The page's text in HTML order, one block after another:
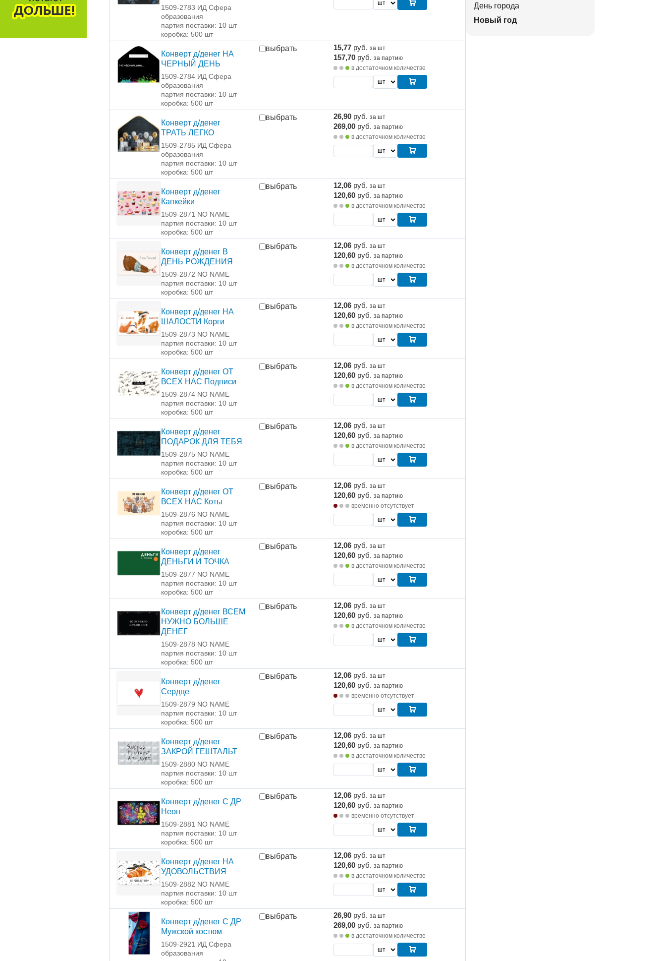
1509-2783 ИД Сфера
образования
партия поставки: 10 шт
коробка: 500 шт
Конверт д/денег НА
ЧЕРНЫЙ ДЕНЬ
1509-2784 ИД Сфера
образования
партия поставки: 10 шт
коробка: 500 шт
выбрать 15,77 руб. за шт
157,70 руб. за партию
в достаточном количестве
Конверт д/денег
ТРАТЬ ЛЕГКО
1509-2785 ИД Сфера
образования
партия поставки: 10 шт
коробка: 500 шт
выбрать 26,90 руб. за шт
269,00 руб. за партию
в достаточном количестве
Конверт д/денег
Капкейки
1509-2871 NO NAME
партия поставки: 10 шт
коробка: 500 шт
выбрать 12,06 руб. за шт
120,60 руб. за партию
в достаточном количестве
Конверт д/денег В
ДЕНЬ РОЖДЕНИЯ
1509-2872 NO NAME
партия поставки: 10 шт
коробка: 500 шт
выбрать 12,06 руб. за шт
120,60 руб. за партию
в достаточном количестве
Конверт д/денег НА
ШАЛОСТИ Корги
1509-2873 NO NAME
партия поставки: 10 шт
коробка: 500 шт
выбрать 12,06 руб. за шт
120,60 руб. за партию
в достаточном количестве
Конверт д/денег ОТ
ВСЕХ НАС Подписи
1509-2874 NO NAME
партия поставки: 10 шт
коробка: 500 шт
выбрать 12,06 руб. за шт
120,60 руб. за партию
в достаточном количестве
Конверт д/денег
ПОДАРОК ДЛЯ ТЕБЯ
1509-2875 NO NAME
партия поставки: 10 шт
коробка: 500 шт
выбрать 12,06 руб. за шт
120,60 руб. за партию
в достаточном количестве
Конверт д/денег ОТ
ВСЕХ НАС Коты
1509-2876 NO NAME
партия поставки: 10 шт
коробка: 500 шт
выбрать 12,06 руб. за шт
120,60 руб. за партию
временно отсутствует
Конверт д/денег
ДЕНЬГИ И ТОЧКА
1509-2877 NO NAME
партия поставки: 10 шт
коробка: 500 шт
выбрать 12,06 руб. за шт
120,60 руб. за партию
в достаточном количестве
Конверт д/денег ВСЕМ
НУЖНО БОЛЬШЕ
ДЕНЕГ
1509-2878 NO NAME
партия поставки: 10 шт
коробка: 500 шт
выбрать 12,06 руб. за шт
120,60 руб. за партию
в достаточном количестве
Конверт д/денег
Сердце
1509-2879 NO NAME
партия поставки: 10 шт
коробка: 500 шт
выбрать 12,06 руб. за шт
120,60 руб. за партию
временно отсутствует
Конверт д/денег
ЗАКРОЙ ГЕШТАЛЬТ
1509-2880 NO NAME
партия поставки: 10 шт
коробка: 500 шт
выбрать 12,06 руб. за шт
120,60 руб. за партию
в достаточном количестве
Конверт д/денег С ДР
Неон
1509-2881 NO NAME
партия поставки: 10 шт
коробка: 500 шт
выбрать 12,06 руб. за шт
120,60 руб. за партию
временно отсутствует
Конверт д/денег НА
УДОВОЛЬСТВИЯ
1509-2882 NO NAME
партия поставки: 10 шт
коробка: 500 шт
выбрать 12,06 руб. за шт
120,60 руб. за партию
в достаточном количестве
Конверт д/денег С ДР
Мужской костюм
1509-2921 ИД Сфера
образования
выбрать 26,90 руб. за шт
269,00 руб. за партию
в достаточном количестве
День города
Новый год